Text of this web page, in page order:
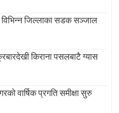
विभिन्न जिल्लाका सडक सञ्जाल
किराना पसलबाटै ग्यास
वार्षिक प्रगति समीक्षा सुरु